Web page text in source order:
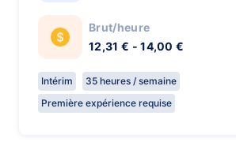
Brut/heure
12,31 € - 14,00 €
Intérim
35 heures / semaine
Première expérience requise